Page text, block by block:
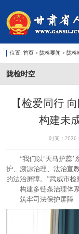
位置: 首页> 陇检要闻 > 陇检
陇检时空
【检爱同行
构建未
时间：
“我们以‘天马护蕊
护、溯源治理、法治宣
的法治屏障。”武威市检
构建多链条治理体
筑牢司法保护屏障